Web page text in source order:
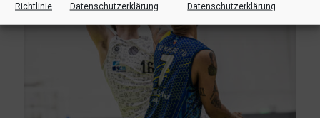
Richtlinie
Datenschutzerklärung
Datenschutzerklärung